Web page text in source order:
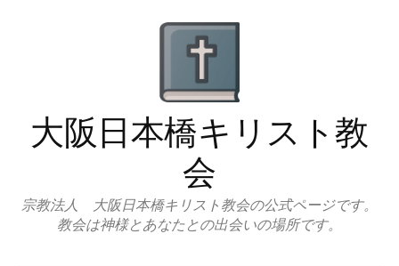
ッ
大阪日本橋キリスト教
会
宗教法人 大阪日本橋キリスト教会の公式ページです。
教会は神様とあなたとの出会いの場所です。